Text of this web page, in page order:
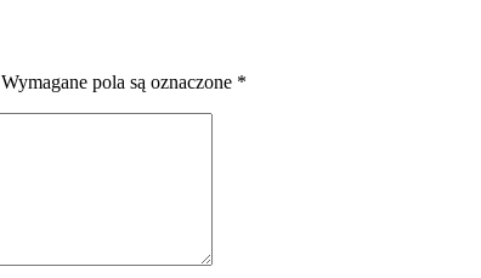
Wymagane pola są oznaczone *